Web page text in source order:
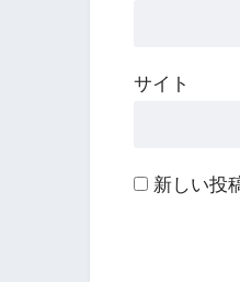
サイト
新しい投